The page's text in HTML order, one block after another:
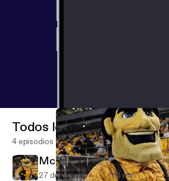
Todos los episodios
4 episodios
McBeamers NBA DFS 1.27
27 de ene de 2018 13 min